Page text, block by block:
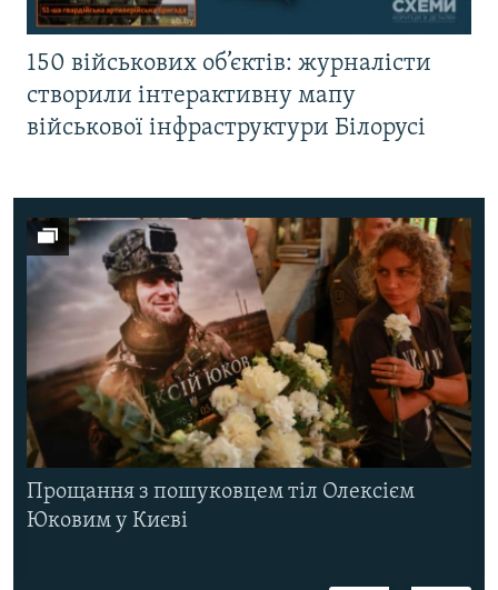
150 військових об’єктів: журналісти
створили інтерактивну мапу
військової інфраструктури Білорусі
Прощання з пошуковцем тіл Олексієм
Юковим у Києві